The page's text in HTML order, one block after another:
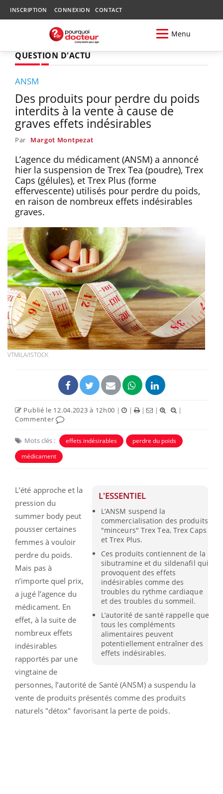
INSCRIPTION CONNEXION CONTACT
Menu
QUESTION D'ACTU
ANSM
Des produits pour perdre du poids
interdits à la vente à cause de
graves effets indésirables
Par Margot Montpezat
L’agence du médicament (ANSM) a annoncé
hier la suspension de Trex Tea (poudre), Trex
Caps (gélules), et Trex Plus (forme
effervescente) utilisés pour perdre du poids,
en raison de nombreux effets indésirables
graves.
VTMILA/ISTOCK
Publié le 12.04.2023 à 12h00 | | | |
|
Commenter
Mots clés : effets indésirables
perdre du poids
médicament
L'ESSENTIEL
L’ANSM suspend la
commercialisation des produits
"minceurs" Trex Tea, Trex Caps
et Trex Plus.
Ces produits contiennent de la
sibutramine et du sildenafil qui
provoquent des effets
indésirables comme des
troubles du rythme cardiaque
et des troubles du sommeil.
L’autorité de santé rappelle que
tous les compléments
alimentaires peuvent
potentiellement entraîner des
effets indésirables.
L’été approche et la
pression du
summer body peut
pousser certaines
femmes à vouloir
perdre du poids.
Mais pas à
n’importe quel prix,
a jugé l’agence du
médicament. En
effet, à la suite de
nombreux effets
indésirables
rapportés par une
vingtaine de
personnes, l’autorité de Santé (ANSM) a suspendu la
vente de produits présentés comme des produits
naturels "détox" favorisant la perte de poids.